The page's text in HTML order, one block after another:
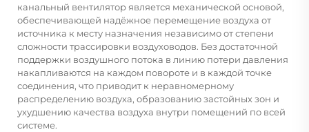
канальный вентиляторявляется механической основой,
обеспечивающей надёжное перемещение воздуха от
источника к месту назначения независимо от степени
сложности трассировки воздуховодов. Без достаточной
поддержки воздушного потока в линию потери давления
накапливаются на каждом повороте и в каждой точке
соединения, что приводит к неравномерному
распределению воздуха, образованию застойных зон и
ухудшению качества воздуха внутри помещений по всей
системе.